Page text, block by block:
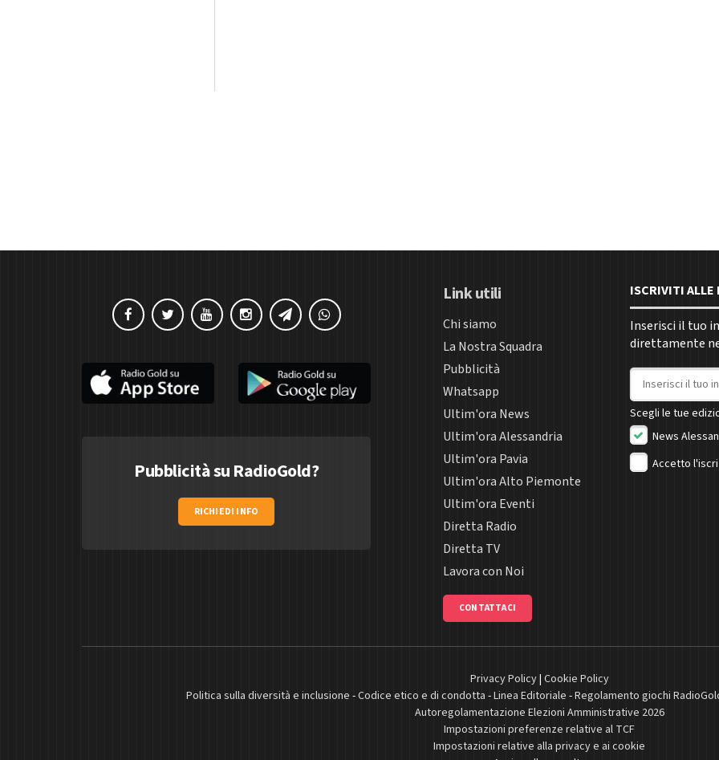
Pubblicità su RadioGold?
RICHIEDI INFO
Link utili
Chi siamo
La Nostra Squadra
Pubblicità
Whatsapp
Ultim'ora News
Ultim'ora Alessandria
Ultim'ora Pavia
Ultim'ora Alto Piemonte
Ultim'ora Eventi
Diretta Radio
Diretta TV
Lavora con Noi
CONTATTACI
ISCRIVITI ALLE
Inserisci il tuo
direttamente
Indirizzo email
Scegli le tue
News
Accetto
Privacy Policy| Cookie Policy
Politica sulla diversità e inclusione -Codice etico e di condotta -Linea Editoriale -Regolamento giochi
Autoregolamentazione Elezioni Amministrative 2026
Impostazioni preferenze relative al TCF
Impostazioni relative alla privacy e ai cookie